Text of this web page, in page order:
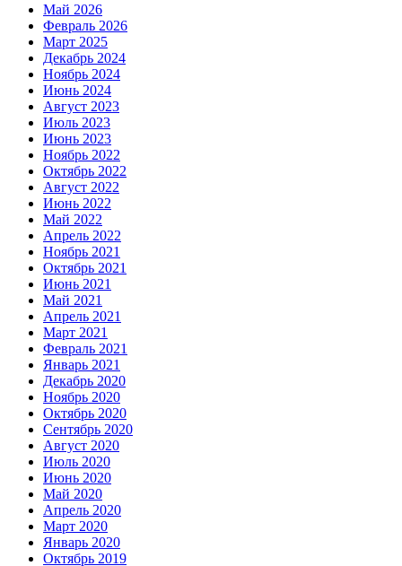
Май 2026
Февраль 2026
Март 2025
Декабрь 2024
Ноябрь 2024
Июнь 2024
Август 2023
Июль 2023
Июнь 2023
Ноябрь 2022
Октябрь 2022
Август 2022
Июнь 2022
Май 2022
Апрель 2022
Ноябрь 2021
Октябрь 2021
Июнь 2021
Май 2021
Апрель 2021
Март 2021
Февраль 2021
Январь 2021
Декабрь 2020
Ноябрь 2020
Октябрь 2020
Сентябрь 2020
Август 2020
Июль 2020
Июнь 2020
Май 2020
Апрель 2020
Март 2020
Январь 2020
Октябрь 2019